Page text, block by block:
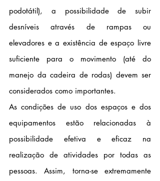
podotátil), a possibilidade de subir
desníveis através de rampas ou
elevadores e a existência de espaço livre
suficiente para o movimento (até do
manejo da cadeira de rodas) devem ser
considerados como importantes.
As condições de uso dos espaços e dos
equipamentos estão relacionadas à
possibilidade efetiva e eficaz na
realização de atividades por todas as
pessoas. Assim, torna-se extremamente